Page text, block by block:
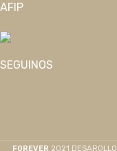
AFIP
SEGUINOS
F0REVER 2021 DESAROLLO